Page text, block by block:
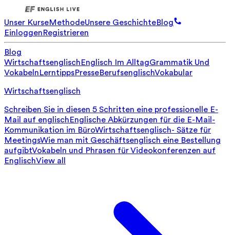
Unser KurseMethodeUnsere GeschichteBlog
EinloggenRegistrieren
Blog
WirtschaftsenglischEnglisch Im AlltagGrammatik Und
VokabelnLerntippsPresseBerufsenglischVokabular
Wirtschaftsenglisch
Schreiben Sie in diesen 5 Schritten eine professionelle E-
Mail auf englischEnglische Abkürzungen für die E-Mail-
Kommunikation im BüroWirtschaftsenglisch- Sätze für
MeetingsWie man mit Geschäftsenglisch eine Bestellung
aufgibtVokabeln und Phrasen für Videokonferenzen auf
EnglischView all